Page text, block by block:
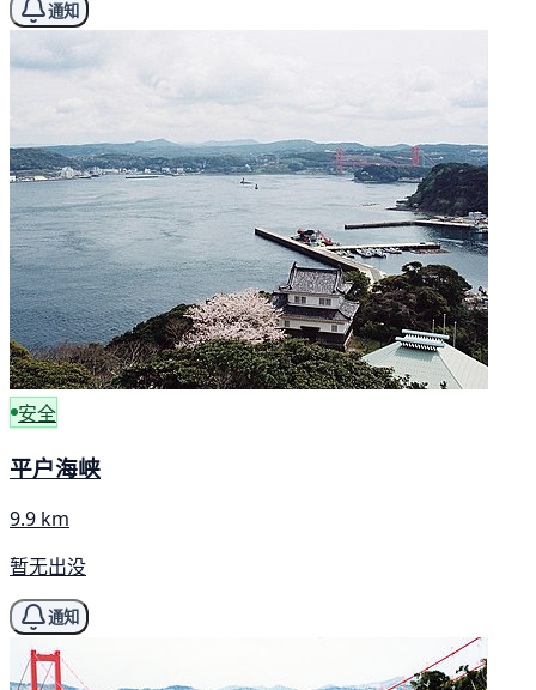
通知
安全
平户海峡
9.9 km
暂无出没
通知